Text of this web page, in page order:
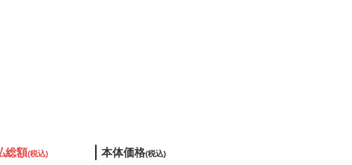
総額(税込) 本体価格(税込)